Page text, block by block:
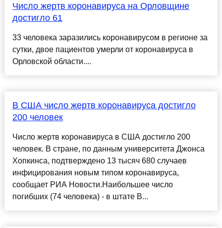
Число жертв коронавируса на Орловщине
достигло 61
33 человека заразились коронавирусом в регионе за
сутки, двое пациентов умерли от коронавируса в
Орловской области....
В США число жертв коронавируса достигло
200 человек
Число жертв коронавируса в США достигло 200
человек. В стране, по данным университета Джонса
Хопкинса, подтверждено 13 тысяч 680 случаев
инфицирования новым типом коронавируса,
сообщает РИА Новости.Наибольшее число
погибших (74 человека) - в штате В...